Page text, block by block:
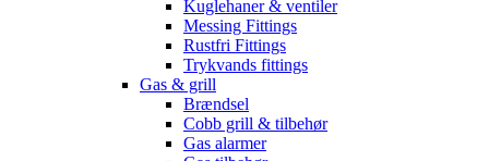
Kuglehaner & ventiler
Messing Fittings
Rustfri Fittings
Trykvands fittings
Gas & grill
Brændsel
Cobb grill & tilbehør
Gas alarmer